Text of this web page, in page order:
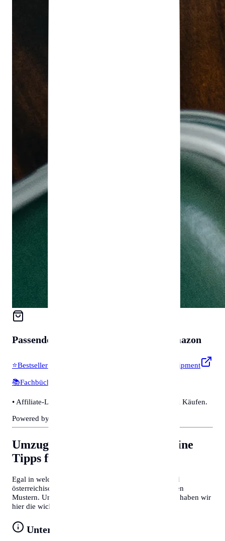
Passendes für auf Amazon
⭐Bestseller & Favoriten
Profi-Werkzeug & Equipment
📚Fachbücher & Guides
• Affiliate-Link: Wir erhalten eine kleine Provision bei Käufen.
Powered by Amazon 🛒
Umzug nach Karlsruhe
Allgemeine
Tipps für Behördengänge
Egal in welcher Stadt Sie sich befinden, deutsche und
österreichische Behördenprozesse folgen oft ähnlichen
Mustern. Um Zeit zu sparen und Frust zu vermeiden, haben wir
hier die wichtigsten Tipps für Sie zusammengefasst:
Unterlagen vorbereiten